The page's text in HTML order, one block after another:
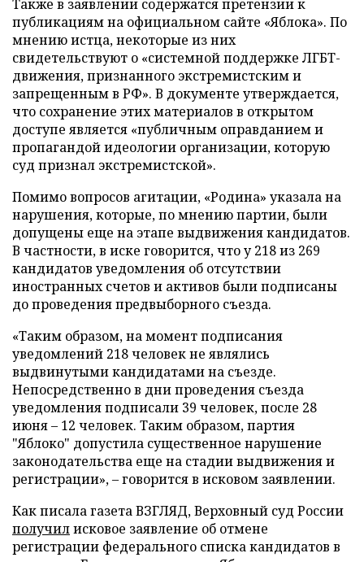
Также в заявлении содержатся претензии к
публикациям на официальном сайте «Яблока». По
мнению истца, некоторые из них
свидетельствуют о «системной поддержке ЛГБТ-
движения, признанного экстремистским и
запрещенным в РФ». В документе утверждается,
что сохранение этих материалов в открытом
доступе является «публичным оправданием и
пропагандой идеологии организации, которую
суд признал экстремистской».
Помимо вопросов агитации, «Родина» указала на
нарушения, которые, по мнению партии, были
допущены еще на этапе выдвижения кандидатов.
В частности, в иске говорится, что у 218 из 269
кандидатов уведомления об отсутствии
иностранных счетов и активов были подписаны
до проведения предвыборного съезда.
«Таким образом, на момент подписания
уведомлений 218 человек не являлись
выдвинутыми кандидатами на съезде.
Непосредственно в дни проведения съезда
уведомления подписали 39 человек, после 28
июня – 12 человек. Таким образом, партия
"Яблоко" допустила существенное нарушение
законодательства еще на стадии выдвижения и
регистрации», – говорится в исковом заявлении.
Как писала газета ВЗГЛЯД, Верховный суд России
получилисковое заявление об отмене
регистрации федерального списка кандидатов в